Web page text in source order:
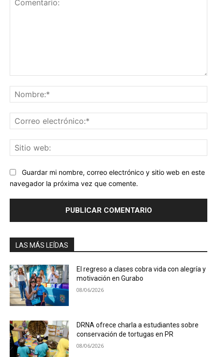
Guardar mi nombre, correo electrónico y sitio web en este
navegador la próxima vez que comente.
LAS MÁS LEÍDAS
El regreso a clases cobra vida con alegría y
motivación en Gurabo
08/06/2026
DRNA ofrece charla a estudiantes sobre
conservación de tortugas en PR
08/06/2026